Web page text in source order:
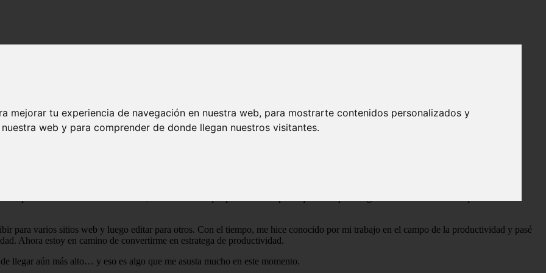
mejorar tu experiencia de navegación en nuestra web, para mostrarte contenidos personalizados y
web y para comprender de donde llegan nuestros visitantes.
lo superó, pero antes preguntó si podíamos ir a ver Hannah Montana: La película. Así lo hicimos.
quedó grabada. La canción al final de la película se llama “The Climb”.
seguro de qué trata exactamente la canción, me llamó la atención porque he escalado mucho en mi trabajo.
para varios sitios web y luego editar para otros. Con el tiempo, me hice conocido por mi trabajo en el campo de la productividad y pasé
Ahora estoy en camino de convertirme en estratega de productividad.
llegar aún más alto… y eso es algo que me asusta mucho en este momento.